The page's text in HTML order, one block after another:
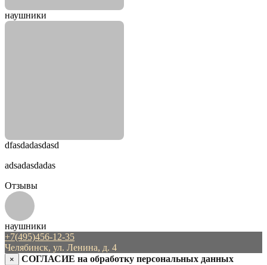
наушники
dfasdadasdasd
adsadasdadas
Отзывы
наушники
+7(495)456-12-35
Челябинск, ул. Ленина, д. 4
×
СОГЛАСИЕ на обработку персональных данных